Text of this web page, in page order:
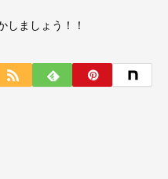
しましょう！！